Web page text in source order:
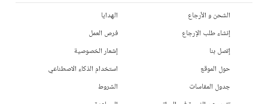
الشحن و الأرجاع
إنشاء طلب الإرجاع
إتصل بنا
حول الموقع
جدول المقاسات
الهدايا
فرص العمل
إشعار الخصوصية
استخدام الذكاء الاصطناعي
الشروط